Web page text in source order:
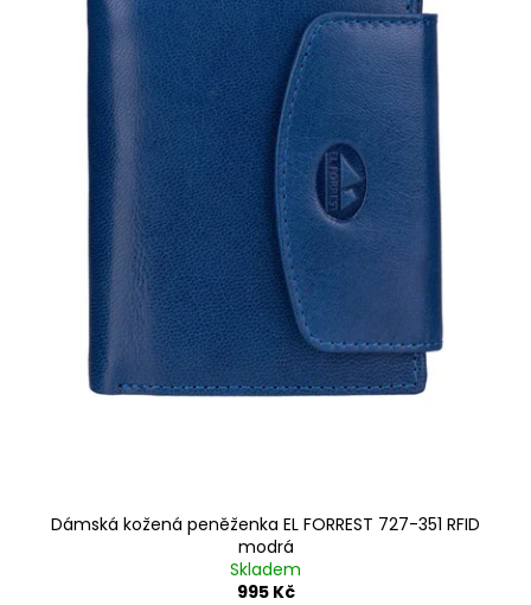
Dámská kožená peněženka EL FORREST 727-351 RFID
modrá
Skladem
995 Kč